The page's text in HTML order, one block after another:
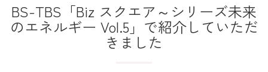
BS-TBS「Biz スクエア～シリーズ未来
のエネルギー Vol.5」で紹介していただ
きました